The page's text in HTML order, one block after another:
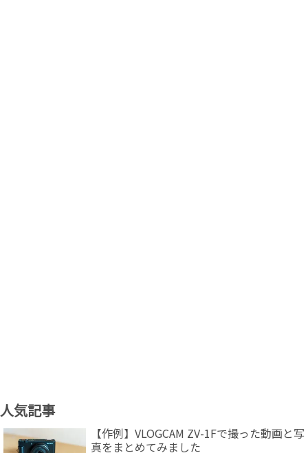
人気記事
【作例】VLOGCAM ZV-1Fで撮った動画と写
真をまとめてみました